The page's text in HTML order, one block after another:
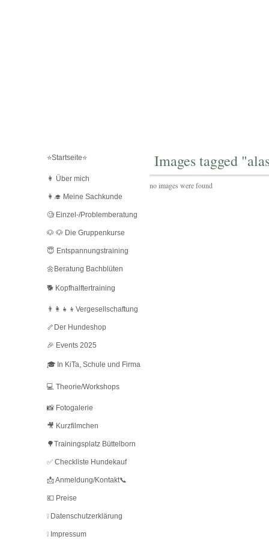
⭐️Startseite⭐️
👩 Über mich
👩‍🎓 Meine Sachkunde
🧐 Einzel-/Problemberatung
🐶 🐶 Die Gruppenkurse
😇 Entspannungstraining
🌼Beratung Bachblüten
🐕 Kopfhalftertraining
👨‍👩‍👧‍👦Vergesellschaftung
🦴Der Hundeshop
🎉 Events 2025
🎓 In KiTa, Schule und Firma
💻 Theorie/Workshops
📸 Fotogalerie
🎥 Kurzfilmchen
🌳Trainingsplatz Büttelborn
✅ Checkliste Hundekauf
📩 Anmeldung/Kontakt📞
💶 Preise
❕ Datenschutzerklärung
❕ Impressum
Images tagged
no images were found